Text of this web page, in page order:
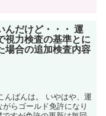
んだけど・・・ 運
視力検査の基準とに
場合の追加検査内容
んばんは。 いやはや、運
らゴールド免許になり